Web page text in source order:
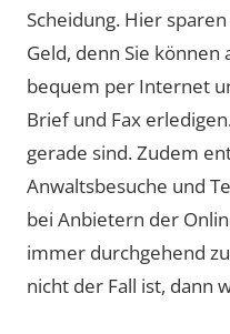
Scheidung. Hier
Geld, denn Sie
bequem per Internet
Brief und Fax
gerade sind. Zudem
Anwaltsbesuche und
bei Anbietern der
immer durchgehend
nicht der Fall ist, dann